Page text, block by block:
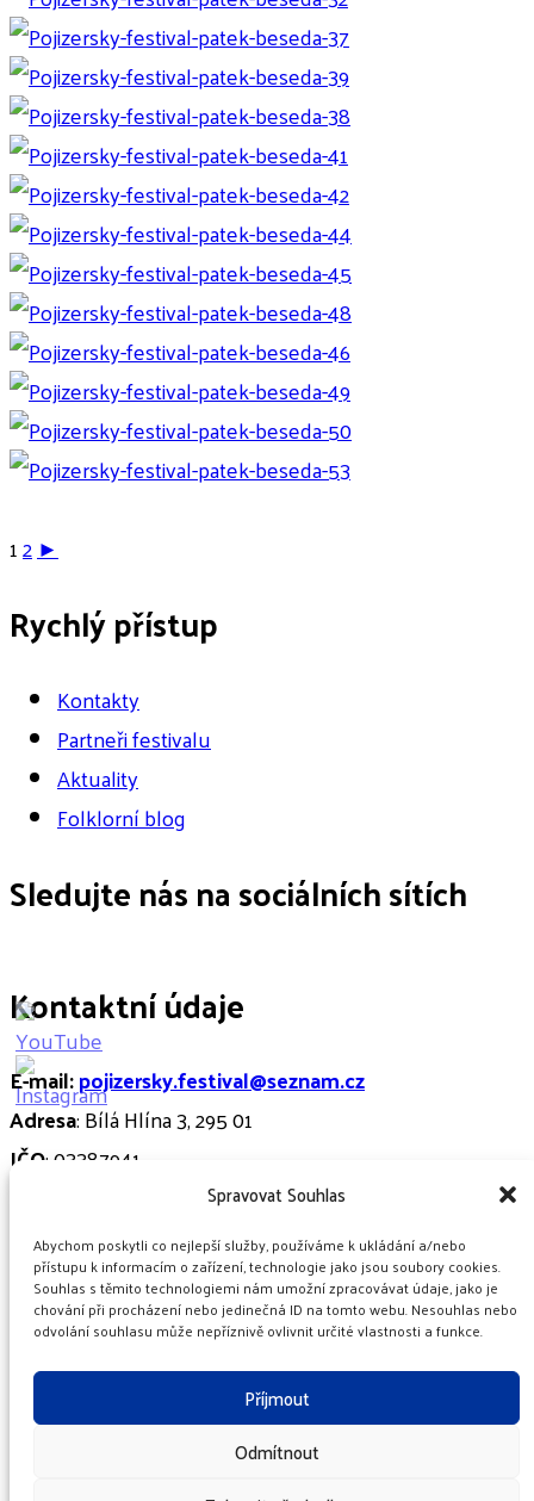
Spravovat Souhlas
Abychom poskytli co nejlepší služby, používáme k ukládání a/nebo
přístupu k informacím o zařízení, technologie jako jsou soubory cookies.
Souhlas s těmito technologiemi nám umožní zpracovávat údaje, jako je
chování při procházení nebo jedinečná ID na tomto webu. Nesouhlas nebo
odvolání souhlasu může nepříznivě ovlivnit určité vlastnosti a funkce.
Příjmout
Odmítnout
12►
Rychlý přístup
Kontakty
Partneři festivalu
Aktuality
Folklorní blog
Sledujte nás na sociálních sítích
Kontaktní údaje
E-mail:pojizersky.festival@seznam.cz
Adresa: Bílá Hlína 3, 295 01
IČO: 03387941
Číslo účtu: 267861512/0300
Hospodaření spolku:Justice
.Poháněno